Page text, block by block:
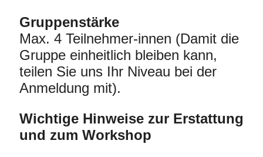
Gruppenstärke
Max. 4 Teilnehmer-innen (Damit die
Gruppe einheitlich bleiben kann,
teilen Sie uns Ihr Niveau bei der
Anmeldung mit).
Wichtige Hinweise zur Erstattung
und zum Workshop